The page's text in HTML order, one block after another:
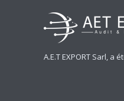
A.E.T EXPORT Sarl, a